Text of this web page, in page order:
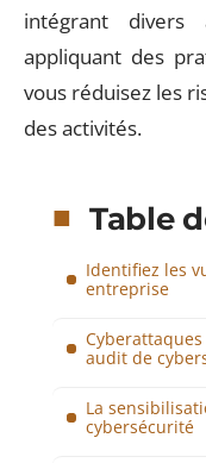
intégrant divers
appliquant des
vous réduisez les
des activités.
Table
Identifiez les
entreprise
audit de
La
cybersécurité